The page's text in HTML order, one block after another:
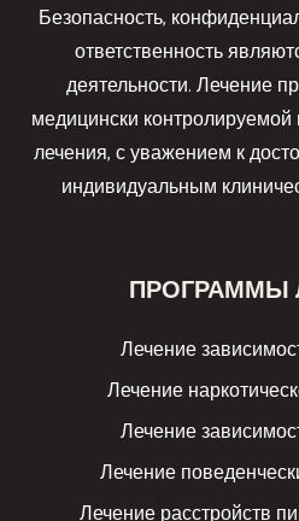
Безопасность,
ответственность
деятельности. Лечение
медицински
лечения, с уважением к
индивидуальным
ПРОГРАММЫ
Лечение
Лечение
Лечение
Лечение